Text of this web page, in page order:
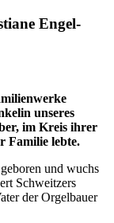
Engel-
unseres
im Kreis ihrer
Familie lebte.
und wuchs
Schweitzers
der Orgelbauer